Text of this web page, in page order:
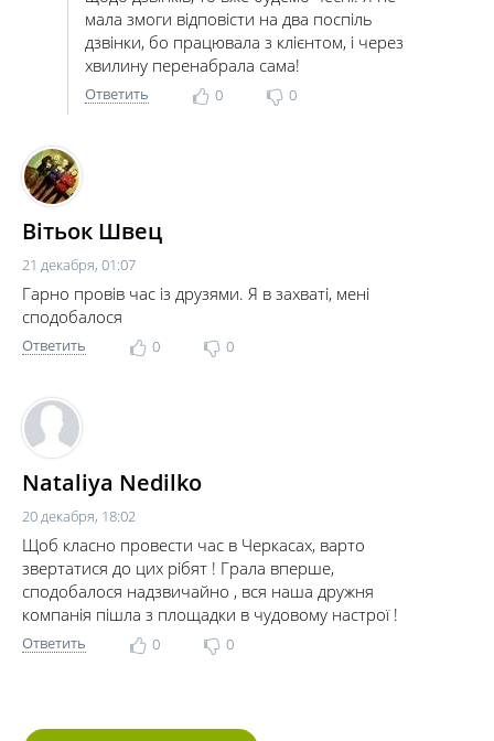
мала змоги відповісти на два поспіль
дзвінки, бо працювала з клієнтом, і через
хвилину перенабрала сама!
Ответить 0 0
Вітьок Швец
21 декабря, 01:07
Гарно провів час із друзями. Я в захваті, мені
сподобалося
Ответить 0 0
Nataliya Nedilko
20 декабря, 18:02
Щоб класно провести час в Черкасах, варто
звертатися до цих рібят ! Грала вперше,
сподобалося надзвичайно , вся наша дружня
компанія пішла з площадки в чудовому настрої !
Ответить 0 0